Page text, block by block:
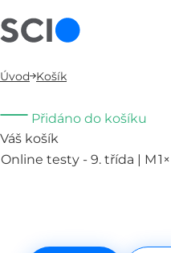
Úvod Košík
Přidáno do košíku
Váš košík
Online testy - 9. třída | M1×